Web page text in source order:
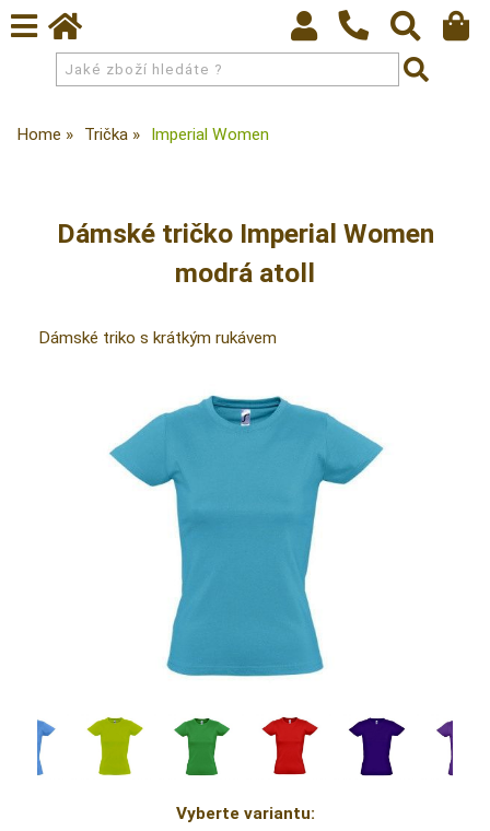
Home Trička Imperial Women
Dámské tričko Imperial Women
modrá atoll
Dámské triko s krátkým rukávem
Vyberte variantu: